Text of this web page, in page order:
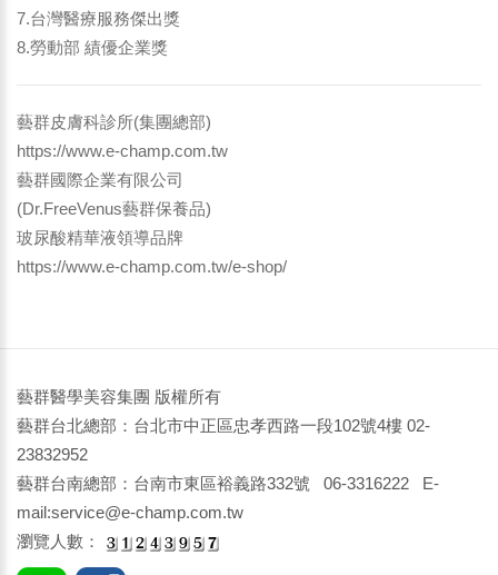
7.台灣醫療服務傑出獎
8.勞動部 績優企業獎
藝群皮膚科診所(集團總部)
https://www.e-champ.com.tw
藝群國際企業有限公司
(Dr.FreeVenus藝群保養品)
玻尿酸精華液領導品牌
https://www.e-champ.com.tw/e-shop/
藝群醫學美容集團 版權所有
藝群台北總部：台北市中正區忠孝西路一段102號4樓 02-
23832952
藝群台南總部：台南市東區裕義路332號 06-3316222 E-
mail:service@e-champ.com.tw
瀏覽人數：